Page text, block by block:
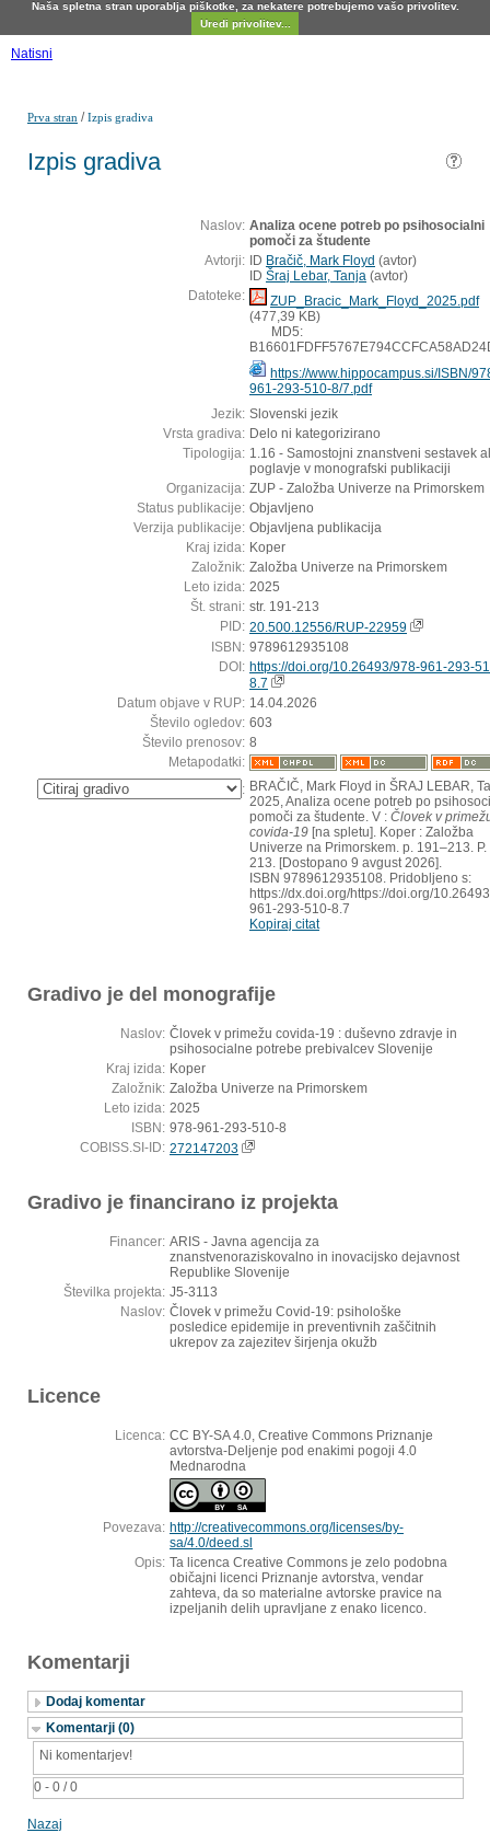
Naša spletna stran uporablja piškotke, za nekatere potrebujemo vašo privolitev.
Uredi privolitev...
Natisni
Prva stran /Izpis gradiva
Izpis gradiva
Naslov: Analiza ocene potreb po psihosocialni
pomoči za študente
Avtorji: ID Bračič, Mark Floyd (avtor)
ID Šraj Lebar, Tanja (avtor)
Datoteke:
ZUP_Bracic_Mark_Floyd_2025.pdf
(477,39 KB)
MD5:
https://www.hippocampus.si/ISBN/
961-293-510-8/7.pdf
Jezik: Slovenski jezik
Vrsta gradiva: Delo ni kategorizirano
Tipologija: 1.16 - Samostojni znanstveni sestavek
poglavje v monografski publikaciji
Organizacija: ZUP - Založba Univerze na Primorskem
Status publikacije: Objavljeno
Verzija publikacije: Objavljena publikacija
Kraj izida: Koper
Založnik: Založba Univerze na Primorskem
Leto izida: 2025
Št. strani: str. 191-213
PID: 20.500.12556/RUP-22959
ISBN: 9789612935108
DOI: https://doi.org/10.26493/978-961-293-
8.7
Datum objave v RUP: 14.04.2026
Število ogledov: 603
Število prenosov: 8
Metapodatki:
: BRAČIČ, Mark Floyd in ŠRAJ LEBAR,
2025, Analiza ocene potreb po
pomoči za študente. V : Človek v
covida-19 [na spletu]. Koper : Založba
Univerze na Primorskem. p. 191–213.
213. [Dostopano 9 avgust 2026].
ISBN 9789612935108. Pridobljeno s:
https://dx.doi.org/https://doi.org/
961-293-510-8.7
Kopiraj citat
Gradivo je del monografije
Naslov: Človek v primežu covida-19 : duševno zdravje in
psihosocialne potrebe prebivalcev Slovenije
Kraj izida: Koper
Založnik: Založba Univerze na Primorskem
Leto izida: 2025
ISBN: 978-961-293-510-8
COBISS.SI-ID: 272147203
Gradivo je financirano iz projekta
Financer: ARIS - Javna agencija za
znanstvenoraziskovalno in inovacijsko dejavnost
Republike Slovenije
Številka projekta: J5-3113
Naslov: Človek v primežu Covid-19: psihološke
posledice epidemije in preventivnih zaščitnih
ukrepov za zajezitev širjenja okužb
Licence
Licenca: CC BY-SA 4.0, Creative Commons Priznanje
avtorstva-Deljenje pod enakimi pogoji 4.0
Mednarodna
Povezava: http://creativecommons.org/licenses/by-
sa/4.0/deed.sl
Opis: Ta licenca Creative Commons je zelo podobna
običajni licenci Priznanje avtorstva, vendar
zahteva, da so materialne avtorske pravice na
izpeljanih delih upravljane z enako licenco.
Komentarji
Dodaj komentar
Komentarji (0)
0 - 0 / 0
Ni komentarjev!
Nazaj